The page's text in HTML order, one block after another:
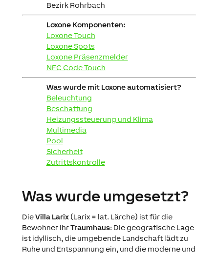
Bezirk Rohrbach
Loxone Komponenten:
Loxone Touch
Loxone Spots
Loxone Präsenzmelder
NFC Code Touch
Was wurde mit Loxone automatisiert?
Beleuchtung
Beschattung
Heizungssteuerung und Klima
Multimedia
Pool
Sicherheit
Zutrittskontrolle
Was wurde umgesetzt?
DieVilla Larix(Larix = lat. Lärche) ist für die
Bewohner ihrTraumhaus: Die geografische Lage
ist idyllisch, die umgebende Landschaft lädt zu
Ruhe und Entspannung ein, und die moderne und